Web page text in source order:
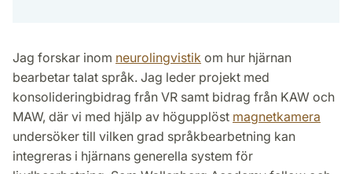
Jag forskar inom neurolingvistik om hur hjärnan
bearbetar talat språk. Jag leder projekt med
konsolideringbidrag från VR samt bidrag från KAW och
MAW, där vi med hjälp av högupplöst magnetkamera
undersöker till vilken grad språkbearbetning kan
integreras i hjärnans generella system för